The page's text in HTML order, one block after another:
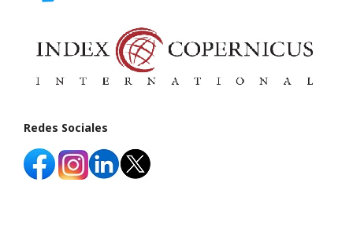
Redes Sociales